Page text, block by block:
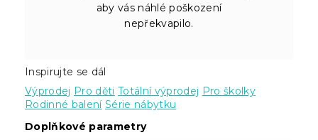
aby vás náhlé poškození
nepřekvapilo.
Inspirujte se dál
Výprodej Pro děti Totální výprodej Pro školky
Rodinné balení Série nábytku
Doplňkové parametry